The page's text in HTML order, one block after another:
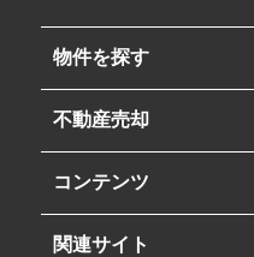
物件を探す
不動産売却
コンテンツ
関連サイト